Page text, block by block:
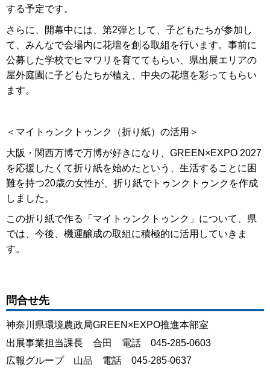
する予定です。
さらに、開幕中には、第2弾として、子どもたちが参加し
て、みんなで会場内に花壇を創る取組を行います。事前に
公募した学校でヒマワリを育ててもらい、県出展エリアの
屋外庭園に子どもたちが植え、中央の花壇を彩ってもらい
ます。
＜マイトゥンクトゥンク（折り紙）の活用＞
大阪・関西万博で万博が好きになり、GREEN×EXPO 2027
を応援したくて折り紙を始めたという、生活することに困
難を持つ20歳の女性が、折り紙でトゥンクトゥンクを作成
しました。
この折り紙で作る「マイトゥンクトゥンク」について、県
では、今後、機運醸成の取組に積極的に活用していきま
す。
問合せ先
神奈川県環境農政局GREEN×EXPO推進本部室
出展事業担当課長 合田 電話 045-285-0603
広報グループ 山品 電話 045-285-0637